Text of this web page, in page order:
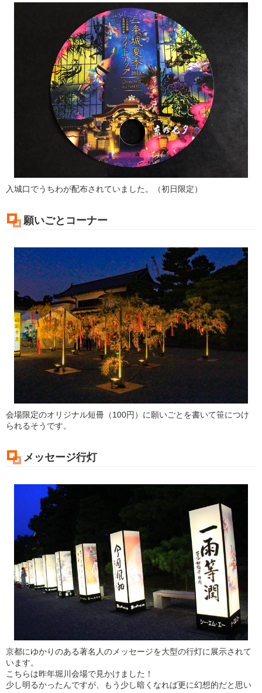
入城口でうちわが配布されていました。（初日限定）
願いごとコーナー
会場限定のオリジナル短冊（100円）に願いごとを書いて笹につけ
られるそうです。
メッセージ行灯
京都にゆかりのある著名人のメッセージを大型の行灯に展示されて
います。
こちらは昨年堀川会場で見かけました！
少し明るかったんですが、もう少し暗くなれば更に幻想的だと思い